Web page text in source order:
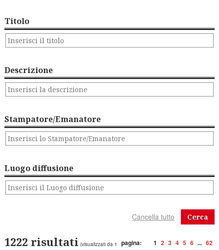
Titolo
Descrizione
Stampatore/Emanatore
Luogo diffusione
Cerca
pagina: 1 2 3 4 5 6 ... 62
1222 risultati (visualizzati da 1